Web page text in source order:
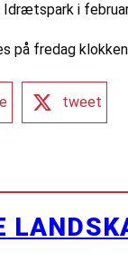
i
på fredag
tweet